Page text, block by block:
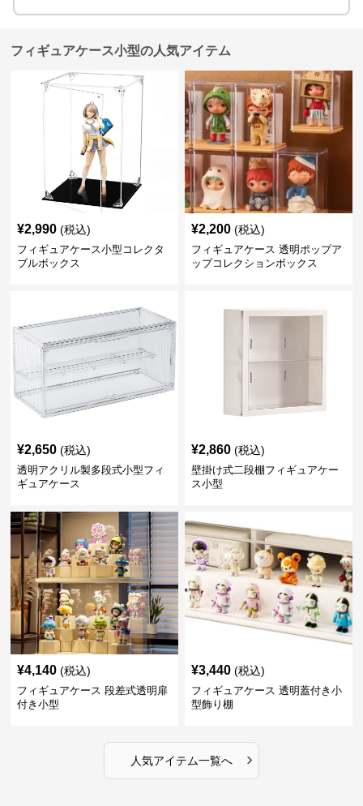
フィギュアケース小型の人気アイテム
¥2,990 (税込)
フィギュアケース小型コレクタ
ブルボックス
¥2,200 (税込)
フィギュアケース 透明ポップア
ップコレクションボックス
¥2,650 (税込)
透明アクリル製多段式小型フィ
ギュアケース
¥2,860 (税込)
壁掛け式二段棚フィギュアケー
ス小型
¥4,140 (税込)
フィギュアケース 段差式透明扉
付き小型
¥3,440 (税込)
フィギュアケース 透明蓋付き小
型飾り棚
人気アイテム一覧へ ›